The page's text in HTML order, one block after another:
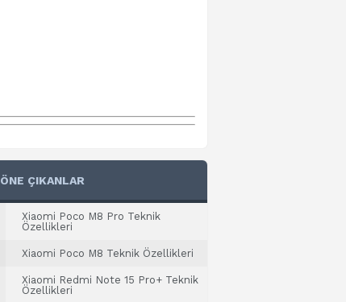
ÖNE ÇIKANLAR
Xiaomi Poco M8 Pro Teknik
Özellikleri
Xiaomi Poco M8 Teknik Özellikleri
Xiaomi Redmi Note 15 Pro+ Teknik
Özellikleri